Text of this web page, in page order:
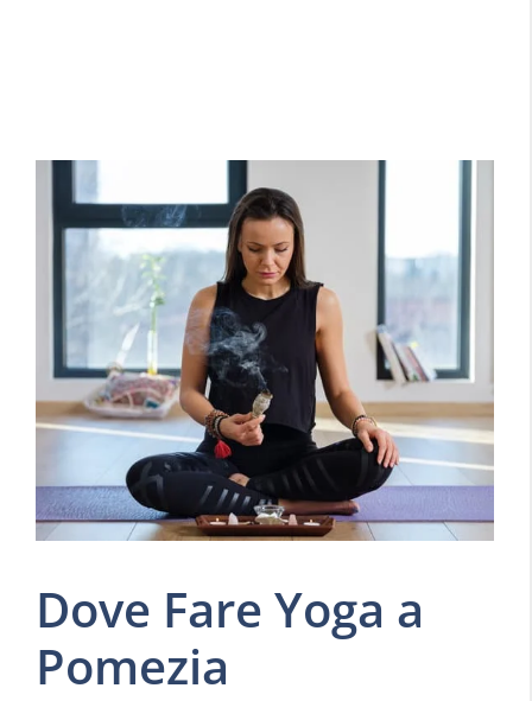
Dove Fare Yoga a
Pomezia